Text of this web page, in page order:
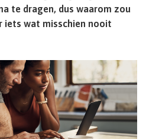
te dragen, dus waarom zou
iets wat misschien nooit